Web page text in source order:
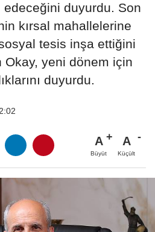
duyurdu. Son
kırsal mahallelerine
tesis inşa ettiğini
Okay, yeni dönem için
duyurdu.
A
Büyüt
A
Küçült